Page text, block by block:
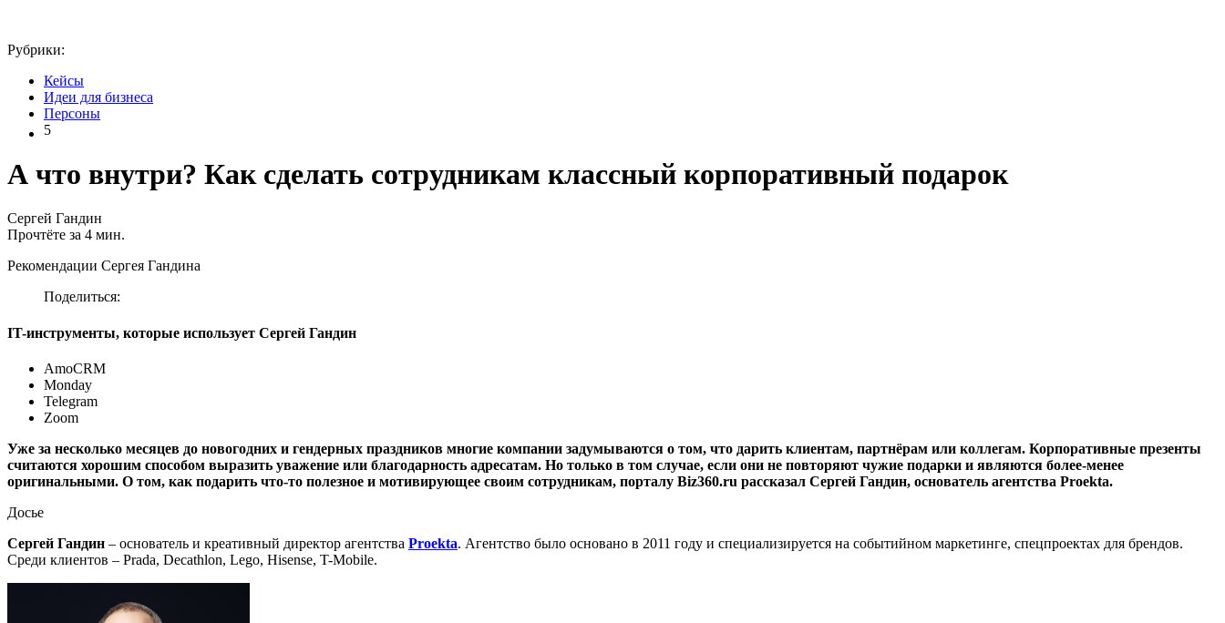
Рубрики:
Кейсы
Идеи для бизнеса
Персоны
5
А что внутри? Как сделать сотрудникам классный корпоративный подарок
Сергей Гандин
Прочтёте за 4 мин.
Рекомендации Сергея Гандина
Поделиться:
IT-инструменты, которые использует Сергей Гандин
AmoCRM
Monday
Telegram
Zoom
Уже за несколько месяцев до новогодних и гендерных праздников многие компании задумываются о том, что дарить клиентам, партнёрам или коллегам. Корпоративные презенты
считаются хорошим способом выразить уважение или благодарность адресатам. Но только в том случае, если они не повторяют чужие подарки и являются более-менее
оригинальными. О том, как подарить что-то полезное и мотивирующее своим сотрудникам, порталу Biz360.ru рассказал Сергей Гандин, основатель агентства Proekta.
Досье
Сергей Гандин – основатель и креативный директор агентства Proekta. Агентство было основано в 2011 году и специализируется на событийном маркетинге, спецпроектах для брендов.
Среди клиентов – Prada, Decathlon, Lego, Hisense, T-Mobile.